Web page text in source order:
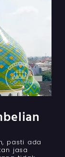
pasti ada
jasa